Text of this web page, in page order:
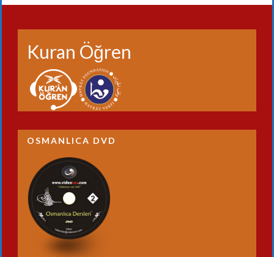
Kuran Öğren
OSMANLICA DVD